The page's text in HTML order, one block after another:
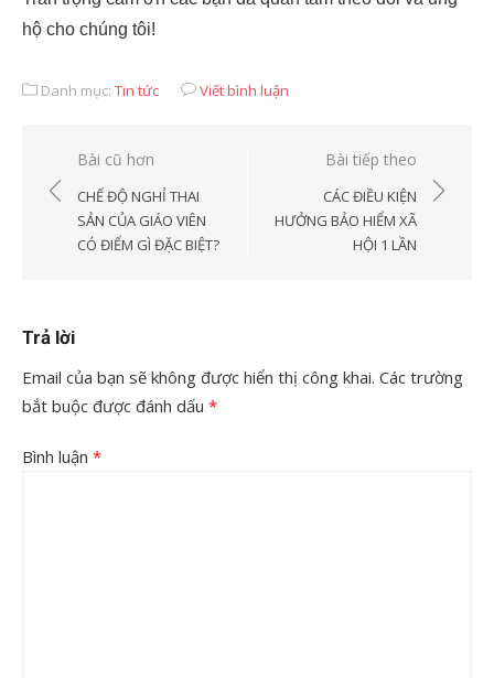
hộ cho chúng tôi!
Danh mục: Tin tức Viết bình luận
Điều
hướng
viết
Bài cũ hơn
CHẾ ĐỘ NGHỈ THAI
SẢN CỦA GIÁO VIÊN
CÓ ĐIỂM GÌ ĐẶC BIỆT?
Bài tiếp theo
CÁC ĐIỀU KIỆN
HƯỞNG BẢO HIỂM XÃ
HỘI 1 LẦN
Trả lời
Email của bạn sẽ không được hiển thị công khai. Các trường
bắt buộc được đánh dấu *
Bình luận *